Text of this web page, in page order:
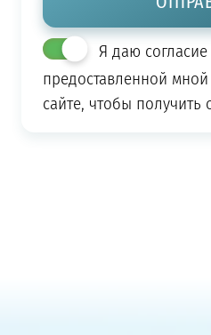
Я даю
предоставленной
сайте, чтобы получить